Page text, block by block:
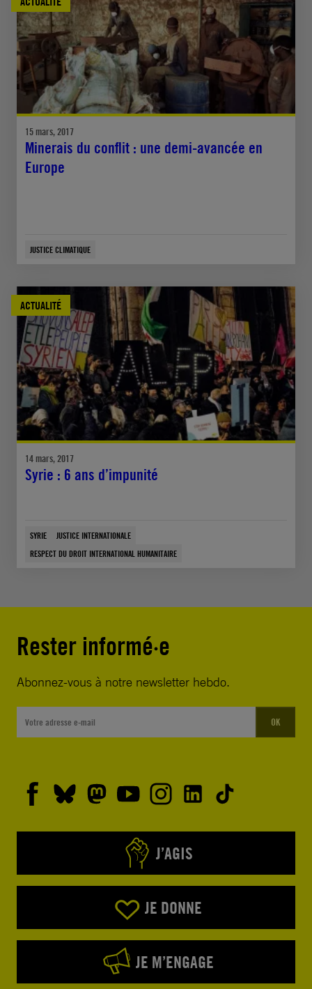
15 mars, 2017
Minerais du conflit : une demi-avancée en
Europe
JUSTICE CLIMATIQUE
ACTUALITÉ
14 mars, 2017
Syrie : 6 ans d’impunité
SYRIE
JUSTICE INTERNATIONALE
RESPECT DU DROIT INTERNATIONAL HUMANITAIRE
Rester informé·e
Abonnez-vous à notre newsletter hebdo.
OK
J’AGIS
JE DONNE
JE M’ENGAGE